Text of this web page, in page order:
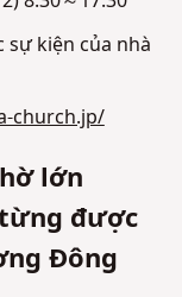
sự kiện của nhà
church.jp/
lớn
được
Đông